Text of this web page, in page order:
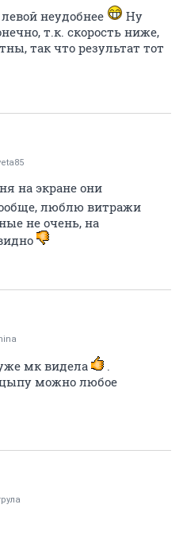
неудобнее
Ну
т.к. скорость ниже,
так что результат тот
на экране они
люблю витражи
не очень, на
мк видела
.
можно любое